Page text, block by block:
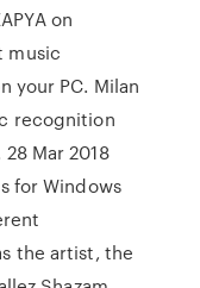
on
music
your PC. Milan
recognition
Mar 2018
for Windows
the artist, the